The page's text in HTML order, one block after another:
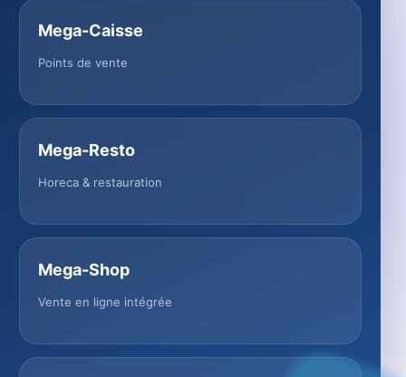
Mega-Caisse
Points de vente
Mega-Resto
Horeca & restauration
Mega-Shop
Vente en ligne intégrée